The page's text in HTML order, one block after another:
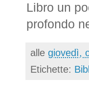
Libro un
profondo
alle giovedì,
Etichette: